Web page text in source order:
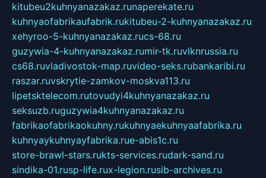
kitubeu2kuhnyanazakaz.runaperekate.ru
kuhnyaofabrikaufabrik.rukitubeu-2-kuhnyanazakaz.ru
xehyroo-5-kuhnyanazakaz.rucs-68.ru
guzywia-4-kuhnyanazakaz.rumir-tk.ruvlknrussia.ru
cs68.ruvladivostok-map.ruvideo-seks.rubankaribi.ru
raszar.ruvskrytie-zamkov-moskva113.ru
lipetsktelecom.rutovudyi4kuhnyanazakaz.ru
seksuzb.ruguzywia4kuhnyanazakaz.ru
fabrikaofabrikaokuhny.rukuhnyaekuhnyaafabrika.ru
kuhnyaykuhnyayfabrika.rue-abis1c.ru
store-brawl-stars.rukts-services.rudark-sand.ru
sindika-01.rusp-life.rux-legion.rusib-archives.ru